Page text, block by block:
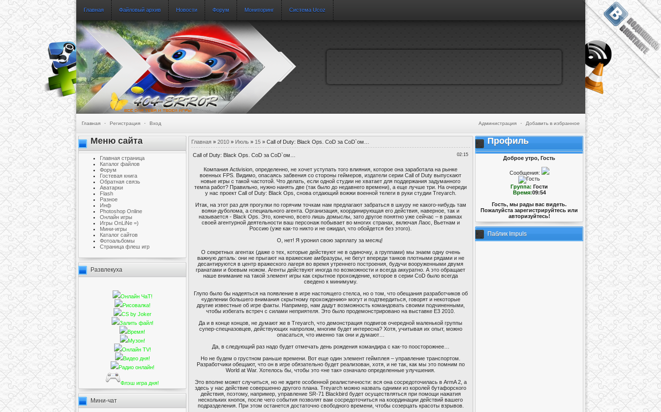
Главная Файловый архив Новости Форум Мониторинг Система Ucoz
Главная · Регистрация · Вход Администрация · Добавить в избранное
Меню сайта
Главная страница
Каталог файлов
Форум
Гостевая книга
Обратная связь
Аватарки
Flash
Разное
Инф
Photoshop Online
Онлайн игры
Игры OnLiNe =)
Мини-игры
Каталог сайтов
Фотоальбомы
Cтраница флеш игр
Развлекуха
Онлайн ЧаТ!
Рисовалка!
CS by Joker
Залить файл!
Время!
Музон!
Онлайн TV!
Видео дня!
Радио онлайн!
Флэш игра дня!
Мини-чат
Главная » 2010 » Июль » 15 » Call of Duty: Black Ops. CoD за CoD`ом…
02:15
Call of Duty: Black Ops. CoD за CoD`ом…
Компания Activision, определенно, не хочет уступать того влияния, которое она заработала на рынке
военных FPS. Видимо, опасаясь забвения со стороны геймеров, издатели серии Call of Duty выпускают
новые игры с такой частотой. Что делать, если одной студии не хватает для поддержания задуманного
темпа работ? Правильно, нужно нанять две (так было до недавнего времени), а еще лучше три. На очереди
у нас проект Call of Duty: Black Ops, снова отдающий вожжи военной телеги в руки студии Treyarch.
Итак, на этот раз для прогулки по горячим точкам нам предлагают забраться в шкуру не какого-нибудь там
вояки-дуболома, а специального агента. Организация, координирующая его действия, наверное, так и
называется - Black Ops. Это, конечно, всего лишь домыслы, зато другое понятно уже сейчас – в рамках
своей агентурной деятельности ваш персонаж побывает во многих странах, включая Лаос, Вьетнам и
Россию (уже как-то никто и не ожидал, что обойдется без этого).
О, нет! Я уронил свою зарплату за месяц!
О секретных агентах (даже о тех, которые действуют не в одиночку, а группами) мы знаем одну очень
важную деталь: они не прыгают на вражеские амбразуры, не бегут впереди танков плотными рядами и не
десантируются в центр вражеского лагеря во время утреннего построения, будучи вооруженными двумя
гранатами и боевым ножом. Агенты действуют иногда по возможности и всегда аккуратно. А это обращает
наше внимание на такой элемент игры как скрытное прохождение, которое в серии CoD было всегда
сведено к минимуму.
Глупо было бы надеяться на появление в игре настоящего стелса, но о том, что обещания разработчиков об
«уделении большего внимания скрытному прохождению» могут и подтвердиться, говорят и некоторые
другие известные об игре факты. Например, нам дадут возможность командовать своими подчиненными,
чтобы избегать встреч с силами неприятеля. Это было продемонстрировано на выставке Е3 2010.
Да и в конце концов, не думают же в Treyarch, что демонстрация подвигов очередной маленькой группы
супер-спецназовцев, действующих напролом, многим будет интересна? Хотя, учитывая их опыт, можно
опасаться, что именно так они и думают…
Да, в следующий раз надо будет отмечать день рождения командира с как-то поосторожнее…
Но не будем о грустном раньше времени. Вот еще один элемент геймплея – управление транспортом.
Разработчики обещают, что он в игре обязательно будет реализован, хотя, и не так, как мы это помним по
World at War. Хотелось бы, чтобы это «не так» означало определенные улучшения.
Это вполне может случиться, но не ждите особенной реалистичности: вся она сосредоточилась в ArmA 2, а
здесь у нас действие совершенно другого плана. Treyarch можно назвать одними из королей бутафорского
действия, поэтому, например, управление SR-71 Blackbird будет осуществляться при помощи нажатия
нескольких кнопок, после чего события позволят вам сосредоточиться на координации действий вашего
подразделения. При этом останется достаточно свободного времени, чтобы созерцать красоты взрывов.
Профиль
Доброе утро, Гость
Сообщения:
Группа: Гости
Время:09:54
Гость, мы рады вас видеть.
Пожалуйста зарегистрируйтесь или
авторизуйтесь!
Паблик Impuls